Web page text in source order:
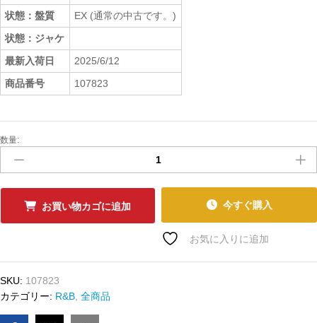
状態：盤質
EX (通常の中古です。)
状態：ジャケ
最新入荷日
2025/6/12
商品番号
107823
中
ﾚ
ｺ
ﾄﾞ
IT
EASY
数
数量:
お買い物カゴに追加 今すぐ購入
お気に入りに追加
SKU: 107823
カテゴリー: R&B 全商品